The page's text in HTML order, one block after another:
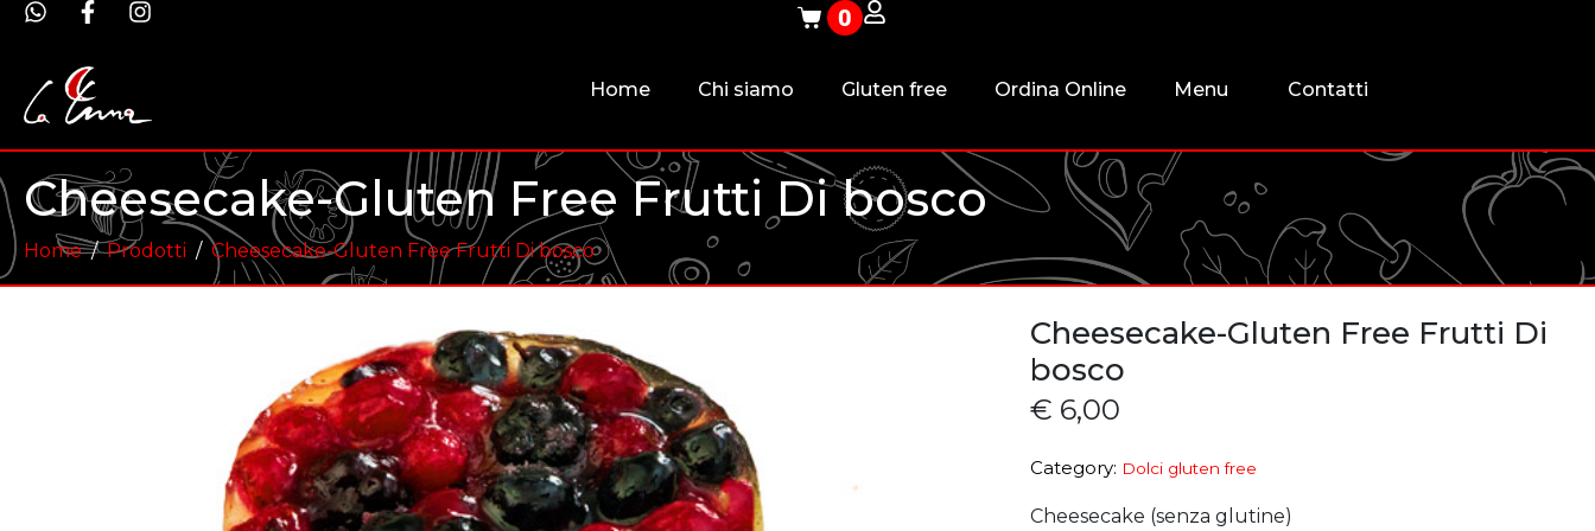
0
Home Chi siamo Gluten free Ordina Online Menu Contatti
Cheesecake-Gluten Free Frutti Di bosco
Home Prodotti Cheesecake-Gluten Free Frutti Di bosco
Cheesecake-Gluten Free Frutti Di
bosco
€ 6,00
Category: Dolci gluten free
Cheesecake (senza glutine)